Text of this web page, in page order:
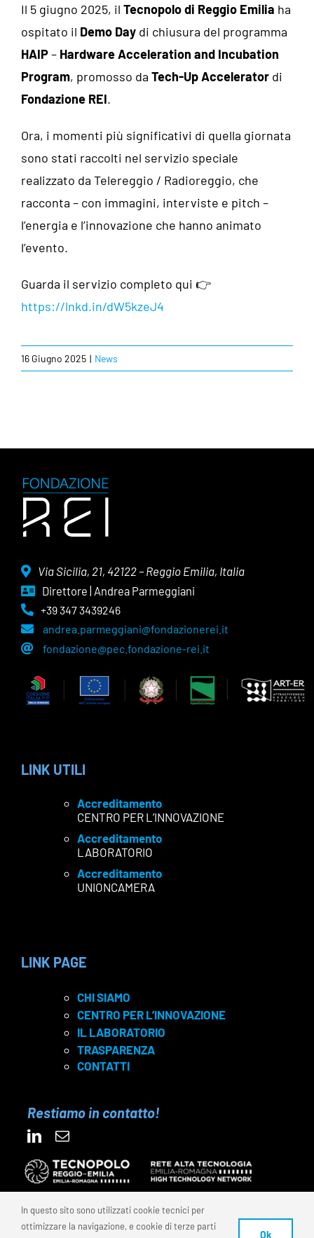
Il 5 giugno 2025, il Tecnopolo di Reggio Emilia ha
ospitato il Demo Daydi chiusura del programma
HAIP– Hardware Acceleration and Incubation
Program, promosso da Tech-Up Acceleratordi
Fondazione REI.
Ora, i momenti più significativi di quella giornata
sono stati raccolti nel servizio speciale
realizzato da Telereggio / Radioreggio, che
racconta – con immagini, interviste e pitch –
l’energia e l’innovazione che hanno animato
l’evento.
Guarda il servizio completo qui 👉
https://lnkd.in/dW5kzeJ4
16 Giugno 2025 | News
Via Sicilia, 21, 42122 – Reggio Emilia, Italia
Direttore | Andrea Parmeggiani
+39 347 3439246
andrea.parmeggiani@fondazionerei.it
fondazione@pec.fondazione-rei.it
LINK UTILI
Accreditamento
CENTRO PER L’INNOVAZIONE
Accreditamento
LABORATORIO
Accreditamento
UNIONCAMERA
LINK PAGE
CHI SIAMO
CENTRO PER L’INNOVAZIONE
IL LABORATORIO
TRASPARENZA
CONTATTI
Restiamo in contatto!
© 2025 FONDAZIONE REI – C.F. 91159870350 | P.IVA
In questo sito sono utilizzati cookie tecnici per
ottimizzare la navigazione, e cookie di terze parti
Ok